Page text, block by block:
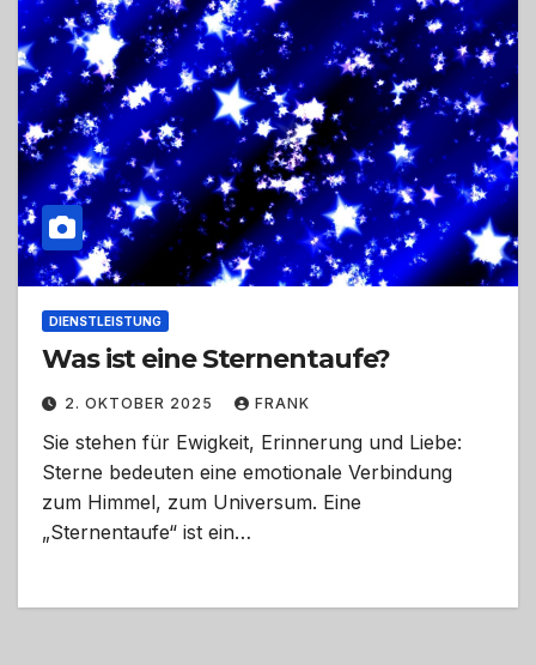
DIENSTLEISTUNG
Was ist eine Sternentaufe?
2. OKTOBER 2025 FRANK
Sie stehen für Ewigkeit, Erinnerung und Liebe:
Sterne bedeuten eine emotionale Verbindung
zum Himmel, zum Universum. Eine
„Sternentaufe“ ist ein…